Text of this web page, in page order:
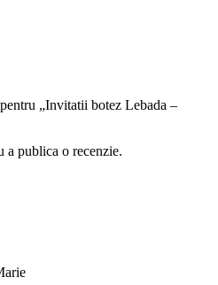
„Invitatii botez Lebada –
a publica o recenzie.